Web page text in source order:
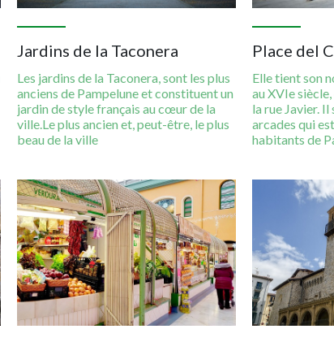
Jardins de la Taconera
Les jardins de la Taconera, sont les plus
anciens de Pampelune et constituent un
jardin de style français au cœur de la
ville.Le plus ancien et, peut-être, le plus
beau de la ville
Place del
Elle tient son
au XVIe
la rue Javier. Il
arcades qui
habitants de
Imagen